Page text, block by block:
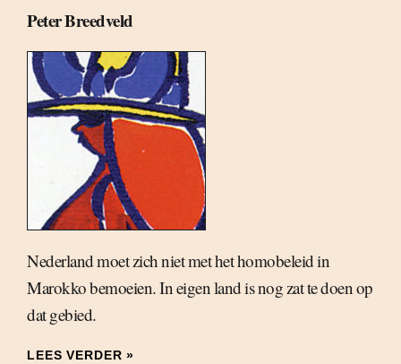
Peter Breedveld
Nederland moet zich niet met het homobeleid in
Marokko bemoeien. In eigen land is nog zat te doen op
dat gebied.
LEES VERDER »